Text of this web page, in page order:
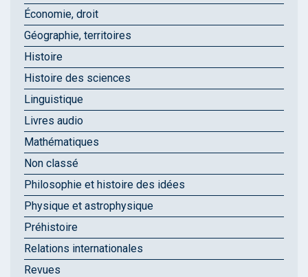
Économie, droit
Géographie, territoires
Histoire
Histoire des sciences
Linguistique
Livres audio
Mathématiques
Non classé
Philosophie et histoire des idées
Physique et astrophysique
Préhistoire
Relations internationales
Revues